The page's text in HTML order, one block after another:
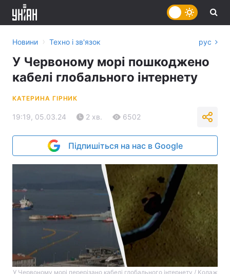
Новини › Техно і зв'язок рус
У Червоному морі пошкоджено
кабелі глобального інтернету
КАТЕРИНА ГІРНИК
19:19, 05.03.24 2 хв. 6502
Підпишіться на нас в Google
У Червоному морі перерізано кабелі глобального інтернету / Колаж